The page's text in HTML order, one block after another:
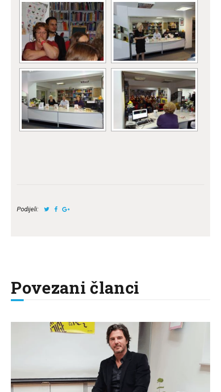
Podijeli:
Povezani članci